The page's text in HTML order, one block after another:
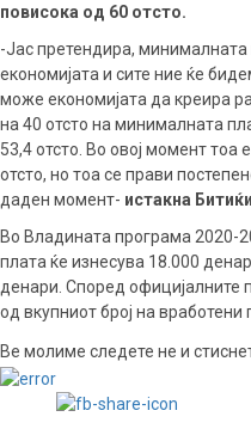
повисока од 60 отсто.
-Јас претендира, минималната
економијата и сите ние ќе
може економијата да креира
на 40 отсто на минималната
53,4 отсто. Во овој момент
отсто, но тоа се прави
даден момент- истакна
Во Владината програма 2020-
плата ќе изнесува 18.000
денари. Според официјалните
од вкупниот број на
Ве молиме следете не и
Continue
Reading